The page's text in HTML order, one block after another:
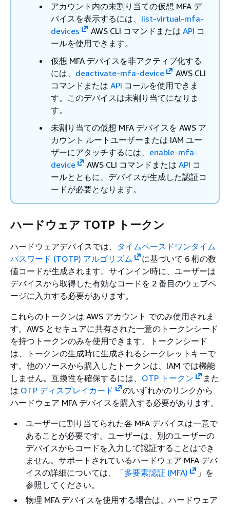
アカウント内の未割り当ての仮想 MFA デ
バイスを表示するには、 list-virtual-mfa-
devices
AWS CLI コマンドまたは API コ
ールを使用できます。
仮想 MFA デバイスを非アクティブ化する
には、 deactivate-mfa-device
AWS CLI
コマンドまたは API コールを使用できま
す。このデバイスは未割り当てになりま
す。
未割り当ての仮想 MFA デバイスを AWS ア
カウント ルートユーザーまたは IAM ユー
ザーにアタッチするには、 enable-mfa-
device
AWS CLI コマンドまたは API コ
ールとともに、デバイスが生成した認証コ
ードが必要となります。
ハードウェア TOTP トークン
ハードウェアデバイスでは、 タイムベースドワンタイム
パスワード (TOTP) アルゴリズム
に基づいて 6 桁の数
値コードが生成されます。サインイン時に、ユーザーは
デバイスから取得した有効なコードを 2 番目のウェブペ
ージに入力する必要があります。
これらのトークンは AWS アカウント でのみ使用されま
す。AWS とセキュアに共有された一意のトークンシード
を持つトークンのみを使用できます。トークンシード
は、トークンの生成時に生成されるシークレットキーで
す。他のソースから購入したトークンは、IAM では機能
しません。互換性を確保するには、 OTP トークン
また
は OTP ディスプレイカード
のいずれかのリンクから
ハードウェア MFA デバイスを購入する必要があります。
ユーザーに割り当てられた各 MFA デバイスは一意で
あることが必要です。ユーザーは、別のユーザーの
デバイスからコードを入力して認証することはでき
ません。サポートされているハードウェア MFA デバ
イスの詳細については、「多要素認証 (MFA)
」を
参照してください。
物理 MFA デバイスを使用する場合は、ハードウェア